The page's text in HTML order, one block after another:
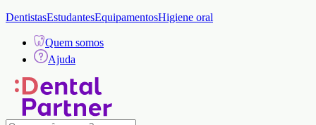
DentistasEstudantesEquipamentosHigiene oral
Quem somos
Ajuda